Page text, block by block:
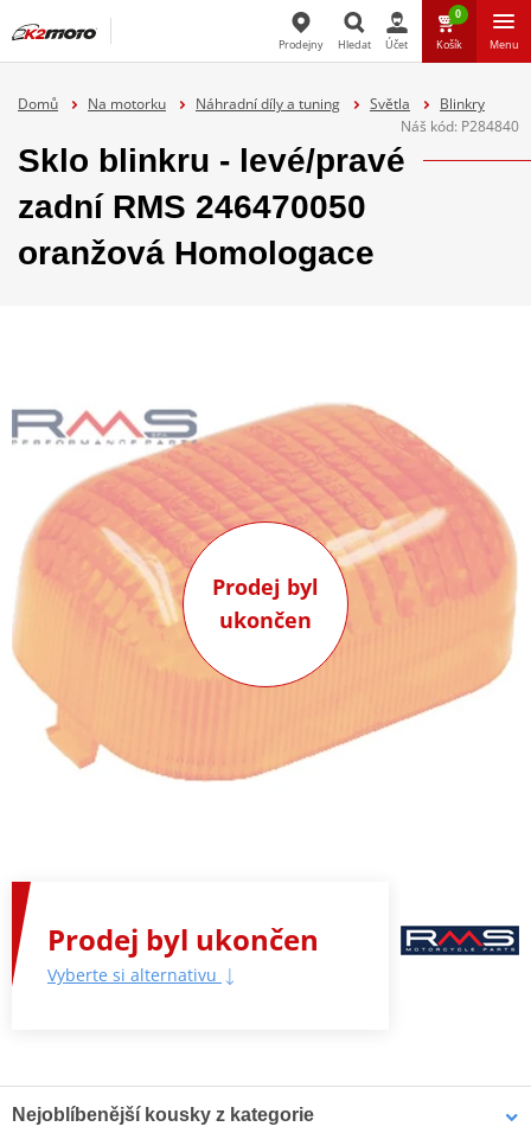
Hledat
Prodejny Hledat Účet
0
Košík Menu
Domů Na motorku Náhradní díly a tuning Světla
Blinkry
Náš kód: P284840
Sklo blinkru - levé/pravé
zadní RMS 246470050
oranžová Homologace
Prodej byl
ukončen
Prodej byl ukončen
Vyberte si alternativu
Nejoblíbenější kousky z kategorie